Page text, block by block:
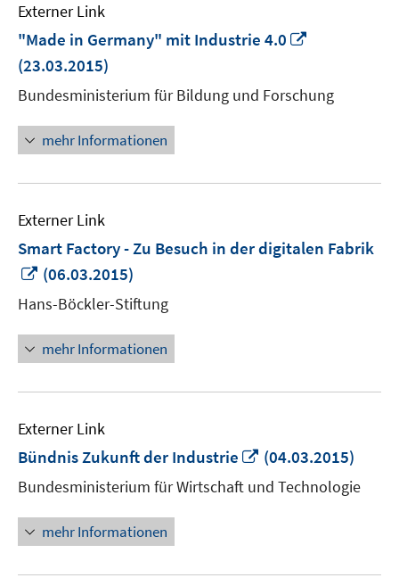
Externer Link
"Made in Germany" mit Industrie 4.0
öffnen
(23.03.2015)
Bundesministerium für Bildung und Forschung
mehr Informationen
Externer Link
Smart Factory - Zu Besuch in der digitalen Fabrik
In
neuem
Fenster
öffnen
(06.03.2015)
Hans-Böckler-Stiftung
mehr Informationen
Externer Link
Bündnis Zukunft der Industrie
In
neuem
Fenster
(04.03.2015)
Bundesministerium für Wirtschaft und Technologie
mehr Informationen